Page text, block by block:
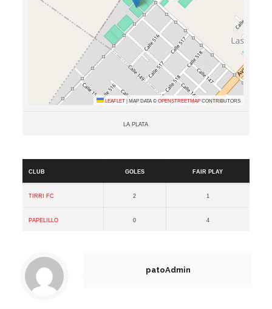
Leaflet|Map data ©OpenStreetMapcontributors
La plata
Club
Goles Fair Play
Tirri FC 2 1
Papelillo 0 4
patoAdmin